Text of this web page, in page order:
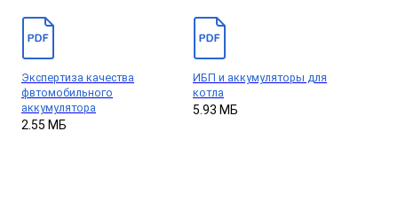
Экспертиза качества
фвтомобильного
аккумулятора
2.55 МБ
ИБП и аккумуляторы для
котла
5.93 МБ